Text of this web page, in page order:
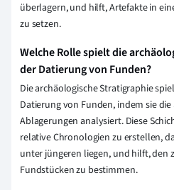
überlagern, und hilft, Artefakte in
zu setzen.
Welche Rolle spielt die
der Datierung von Funden?
Die archäologische Stratigraphie
Datierung von Funden, indem sie
Ablagerungen analysiert. Diese
relative Chronologien zu erstellen,
unter jüngeren liegen, und hilft, den
Fundstücken zu bestimmen.